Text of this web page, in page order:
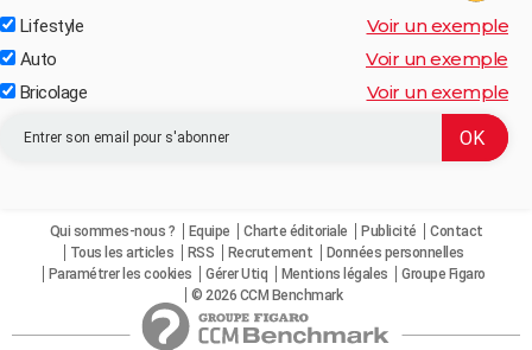
Lifestyle Voir un exemple
Auto Voir un exemple
Bricolage Voir un exemple
Qui sommes-nous ? Equipe Charte éditoriale Publicité
Contact
Tous les articles
RSS Recrutement
Données personnelles
Paramétrer les cookies
Gérer Utiq Mentions légales
Groupe Figaro
© 2026 CCM Benchmark